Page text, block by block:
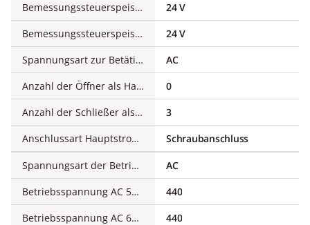
Bemessungssteuerspeisespannung AC 50 Hz
24 V
Bemessungssteuerspeisespannung AC 60 Hz
24 V
Spannungsart zur Betätigung
AC
Anzahl der Öffner als Hauptkontakte
0
Anzahl der Schließer als Hauptkontakte
3
Anschlussart Hauptstromkreis
Schraubanschluss
Spannungsart der Betriebsspannung
AC
Betriebsspannung AC 50 Hz
440
Betriebsspannung AC 60 Hz
440